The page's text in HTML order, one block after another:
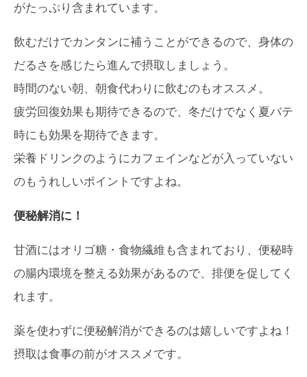
がたっぷり含まれています。
飲むだけでカンタンに補うことができるので、身体の
だるさを感じたら進んで摂取しましょう。
時間のない朝、朝食代わりに飲むのもオススメ。
疲労回復効果も期待できるので、冬だけでなく夏バテ
時にも効果を期待できます。
栄養ドリンクのようにカフェインなどが入っていない
のもうれしいポイントですよね。
便秘解消に！
甘酒にはオリゴ糖・食物繊維も含まれており、便秘時
の腸内環境を整える効果があるので、排便を促してく
れます。
薬を使わずに便秘解消ができるのは嬉しいですよね！
摂取は食事の前がオススメです。